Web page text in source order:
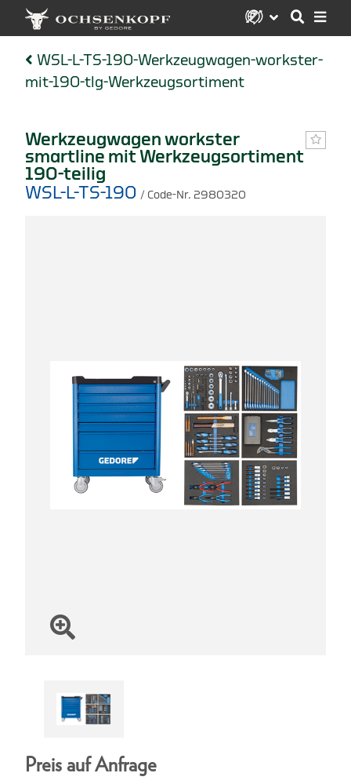
WSL-L-TS-190-Werkzeugwagen-workster-
mit-190-tlg-Werkzeugsortiment
Werkzeugwagen workster
smartline mit Werkzeugsortiment
190-teilig
WSL-L-TS-190 / Code-Nr. 2980320
Preis auf Anfrage